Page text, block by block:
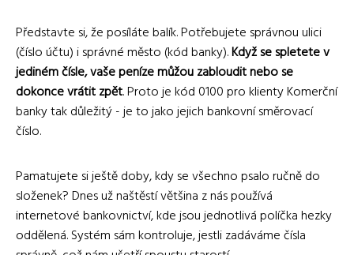
Představte si, že posíláte balík. Potřebujete správnou ulici
(číslo účtu) i správné město (kód banky).Když se spletete v
jediném čísle, vaše peníze můžou zabloudit nebo se
dokonce vrátit zpět. Proto je kód 0100 pro klienty Komerční
banky tak důležitý - je to jako jejich bankovní směrovací
číslo.
Pamatujete si ještě doby, kdy se všechno psalo ručně do
složenek? Dnes už naštěstí většina z nás používá
internetové bankovnictví, kde jsou jednotlivá políčka hezky
oddělená. Systém sám kontroluje, jestli zadáváme čísla